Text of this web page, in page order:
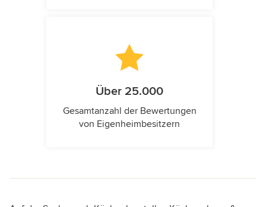
Über 25.000
Gesamtanzahl der Bewertungen
von Eigenheimbesitzern